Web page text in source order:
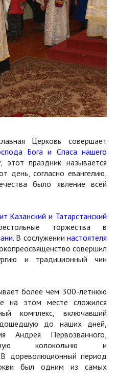
Церковь совершает
Бога и Спаса нашего
этот праздник называется
день, согласно евангелию,
было явление всей
Казанский и Татарстанский
торжества в
. В сослужении настоятеля
совершил
и традиционный чин
более чем 300-летнюю
на этом месте сложился
комплекс, включавший
до наших дней,
Первозванного,
колокольню и
дореволюционный период
был одним из самых